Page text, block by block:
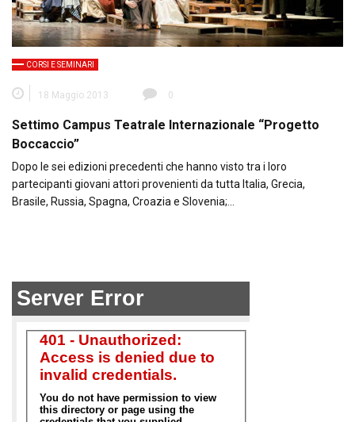
CORSI E SEMINARI
18 Maggio 2013 0
Settimo Campus Teatrale Internazionale “Progetto
Boccaccio”
Dopo le sei edizioni precedenti che hanno visto tra i loro
partecipanti giovani attori provenienti da tutta Italia, Grecia,
Brasile, Russia, Spagna, Croazia e Slovenia;…